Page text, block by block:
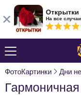
ФотоКартинки Дни
Открытки
На все